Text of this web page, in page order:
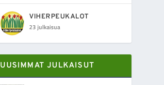
VIHERPEUKALOT
23 julkaisua
UUSIMMAT JULKAISUT